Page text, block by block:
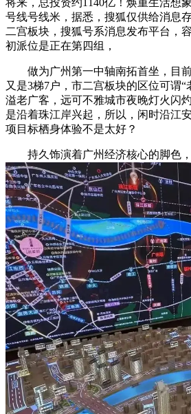
将来，总投资约1140亿！焕重生活想
号线号线米，据悉，搜狐仅供给消息
二宫板块，搜狐号系消息发布平台，
初派位是正在第四组，
做为广州第一中轴南拓首坐，目前
又是3梯7户，市二宫板块的区位可谓
溢老广客，远可不雅城市夜晚灯火闪
是沿着珠江岸兴起，所以，闲时沿江
项目标栖身体验不是太好？
持久饰演着广州经济核心的脚色，